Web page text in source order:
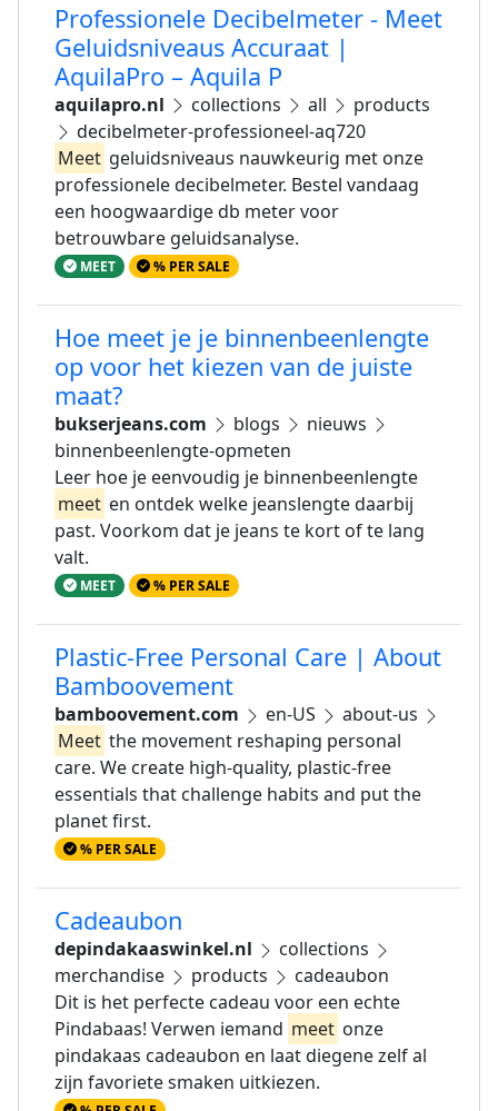
Professionele Decibelmeter - Meet
Geluidsniveaus Accuraat |
AquilaPro – Aquila P
aquilapro.nl collections all
products
decibelmeter-professioneel-aq720
Meet geluidsniveaus nauwkeurig met onze
professionele decibelmeter. Bestel vandaag
een hoogwaardige db meter voor
betrouwbare geluidsanalyse.
MEET % PER SALE
Hoe meet je je binnenbeenlengte
op voor het kiezen van de juiste
maat?
bukserjeans.com blogs
nieuws
binnenbeenlengte-opmeten
Leer hoe je eenvoudig je binnenbeenlengte
meet en ontdek welke jeanslengte daarbij
past. Voorkom dat je jeans te kort of te lang
valt.
MEET % PER SALE
Plastic-Free Personal Care | About
Bamboovement
bamboovement.com en-US
about-us
Meet the movement reshaping personal
care. We create high-quality, plastic-free
essentials that challenge habits and put the
planet first.
% PER SALE
Cadeaubon
depindakaaswinkel.nl
collections
merchandise
products
cadeaubon
Dit is het perfecte cadeau voor een echte
Pindabaas! Verwen iemand meet onze
pindakaas cadeaubon en laat diegene zelf al
zijn favoriete smaken uitkiezen.